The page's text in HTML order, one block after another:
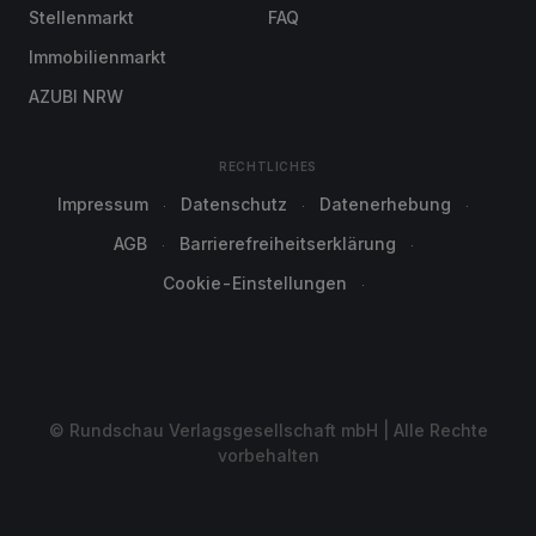
Stellenmarkt
Immobilienmarkt
AZUBI NRW
FAQ
RECHTLICHES
Impressum Datenschutz
Datenerhebung
AGB
Barrierefreiheitserklärung
Cookie-Einstellungen
© Rundschau Verlagsgesellschaft mbH | Alle Rechte
vorbehalten